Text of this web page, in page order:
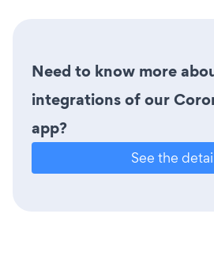
Need to know more
integrations of our
app?
See the